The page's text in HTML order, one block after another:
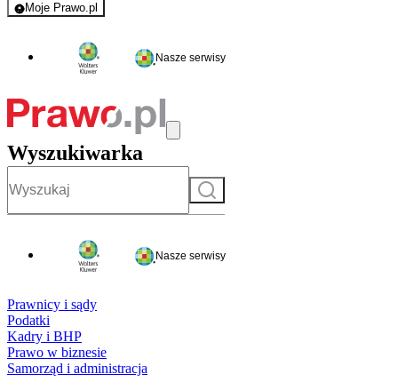
Moje Prawo.pl
- rejestracja i logowanie do serwisu
Nasze serwisy
Wyszukiwarka
Szukaj
Nasze serwisy
Prawnicy i sądy
Podatki
Kadry i BHP
Prawo w biznesie
Samorząd i administracja